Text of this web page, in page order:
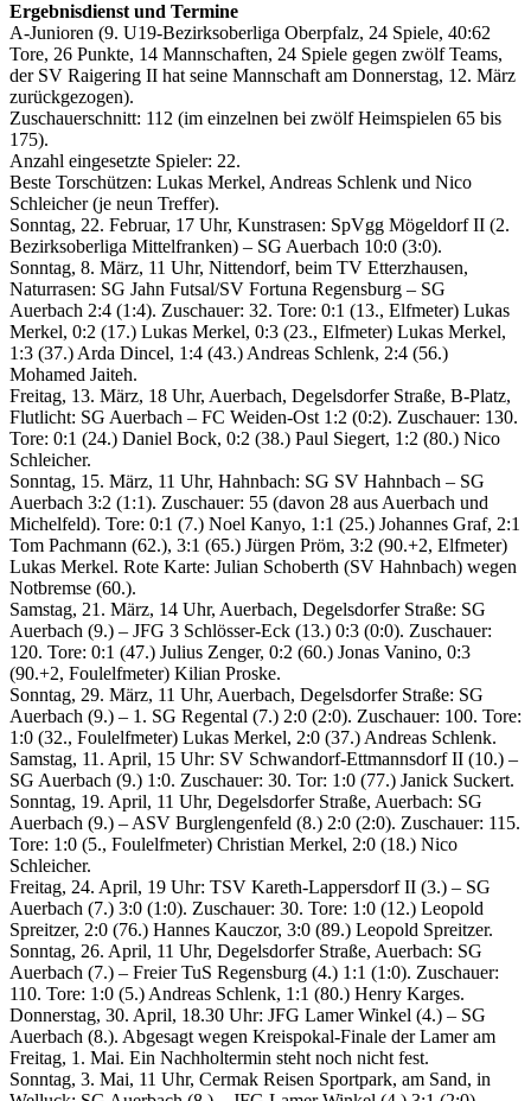
Ergebnisdienst und Termine
A-Junioren (9. U19-Bezirksoberliga Oberpfalz, 24 Spiele, 40:62
Tore, 26 Punkte, 14 Mannschaften, 24 Spiele gegen zwölf Teams,
der SV Raigering II hat seine Mannschaft am Donnerstag, 12. März
zurückgezogen).
Zuschauerschnitt: 112 (im einzelnen bei zwölf Heimspielen 65 bis
175).
Anzahl eingesetzte Spieler: 22.
Beste Torschützen: Lukas Merkel, Andreas Schlenk und Nico
Schleicher (je neun Treffer).
Sonntag, 22. Februar, 17 Uhr, Kunstrasen: SpVgg Mögeldorf II (2.
Bezirksoberliga Mittelfranken) – SG Auerbach 10:0 (3:0).
Sonntag, 8. März, 11 Uhr, Nittendorf, beim TV Etterzhausen,
Naturrasen: SG Jahn Futsal/SV Fortuna Regensburg – SG
Auerbach 2:4 (1:4). Zuschauer: 32. Tore: 0:1 (13., Elfmeter) Lukas
Merkel, 0:2 (17.) Lukas Merkel, 0:3 (23., Elfmeter) Lukas Merkel,
1:3 (37.) Arda Dincel, 1:4 (43.) Andreas Schlenk, 2:4 (56.)
Mohamed Jaiteh.
Freitag, 13. März, 18 Uhr, Auerbach, Degelsdorfer Straße, B-Platz,
Flutlicht: SG Auerbach – FC Weiden-Ost 1:2 (0:2). Zuschauer: 130.
Tore: 0:1 (24.) Daniel Bock, 0:2 (38.) Paul Siegert, 1:2 (80.) Nico
Schleicher.
Sonntag, 15. März, 11 Uhr, Hahnbach: SG SV Hahnbach – SG
Auerbach 3:2 (1:1). Zuschauer: 55 (davon 28 aus Auerbach und
Michelfeld). Tore: 0:1 (7.) Noel Kanyo, 1:1 (25.) Johannes Graf, 2:1
Tom Pachmann (62.), 3:1 (65.) Jürgen Pröm, 3:2 (90.+2, Elfmeter)
Lukas Merkel. Rote Karte: Julian Schoberth (SV Hahnbach) wegen
Notbremse (60.).
Samstag, 21. März, 14 Uhr, Auerbach, Degelsdorfer Straße: SG
Auerbach (9.) – JFG 3 Schlösser-Eck (13.) 0:3 (0:0). Zuschauer:
120. Tore: 0:1 (47.) Julius Zenger, 0:2 (60.) Jonas Vanino, 0:3
(90.+2, Foulelfmeter) Kilian Proske.
Sonntag, 29. März, 11 Uhr, Auerbach, Degelsdorfer Straße: SG
Auerbach (9.) – 1. SG Regental (7.) 2:0 (2:0). Zuschauer: 100. Tore:
1:0 (32., Foulelfmeter) Lukas Merkel, 2:0 (37.) Andreas Schlenk.
Samstag, 11. April, 15 Uhr: SV Schwandorf-Ettmannsdorf II (10.) –
SG Auerbach (9.) 1:0. Zuschauer: 30. Tor: 1:0 (77.) Janick Suckert.
Sonntag, 19. April, 11 Uhr, Degelsdorfer Straße, Auerbach: SG
Auerbach (9.) – ASV Burglengenfeld (8.) 2:0 (2:0). Zuschauer: 115.
Tore: 1:0 (5., Foulelfmeter) Christian Merkel, 2:0 (18.) Nico
Schleicher.
Freitag, 24. April, 19 Uhr: TSV Kareth-Lappersdorf II (3.) – SG
Auerbach (7.) 3:0 (1:0). Zuschauer: 30. Tore: 1:0 (12.) Leopold
Spreitzer, 2:0 (76.) Hannes Kauczor, 3:0 (89.) Leopold Spreitzer.
Sonntag, 26. April, 11 Uhr, Degelsdorfer Straße, Auerbach: SG
Auerbach (7.) – Freier TuS Regensburg (4.) 1:1 (1:0). Zuschauer:
110. Tore: 1:0 (5.) Andreas Schlenk, 1:1 (80.) Henry Karges.
Donnerstag, 30. April, 18.30 Uhr: JFG Lamer Winkel (4.) – SG
Auerbach (8.). Abgesagt wegen Kreispokal-Finale der Lamer am
Freitag, 1. Mai. Ein Nachholtermin steht noch nicht fest.
Sonntag, 3. Mai, 11 Uhr, Cermak Reisen Sportpark, am Sand, in